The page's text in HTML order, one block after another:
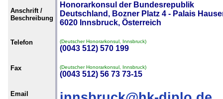
Anschrift /
Beschreibung
Honorarkonsul der Bundesrepublik
Deutschland, Bozner Platz 4 - Palais
6020 Innsbruck, Österreich
Telefon (Deutscher Honorarkonsul, Innsbruck)
(0043 512) 570 199
Fax (Deutscher Honorarkonsul, Innsbruck)
(0043 512) 56 73 73-15
Email